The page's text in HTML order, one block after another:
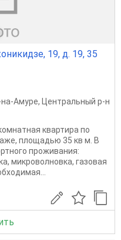
19, д. 19, 35
Амуре, Центральный р-н
квартира по
площадью 35 кв м. В
проживания:
микроволновка, газовая